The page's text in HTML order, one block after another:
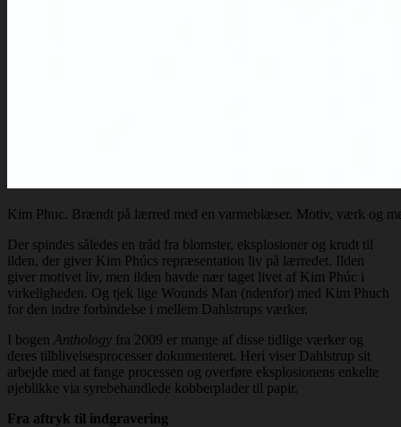
Kim Phuc. Brændt på lærred med en varmeblæser. Motiv, værk og
Der spindes således en tråd fra blomster, eksplosioner og krudt til
ilden, der giver Kim Phúcs repræsentation liv på lærredet. Ilden
giver motivet liv, men ilden havde nær taget livet af Kim Phúc i
virkeligheden. Og tjek lige Wounds Man (ndenfor) med Kim Phuch
for den indre forbindelse i mellem Dahlstrups værker.
I bogen Anthology fra 2009 er mange af disse tidlige værker og
deres tilblivelsesprocesser dokumenteret. Heri viser Dahlstrup sit
arbejde med at fange processen og overføre eksplosionens enkelte
øjeblikke via syrebehandlede kobberplader til papir.
Fra aftryk til indgravering